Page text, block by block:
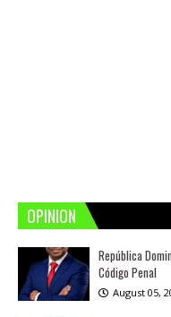
OPINION
República
Código Penal
August 05,